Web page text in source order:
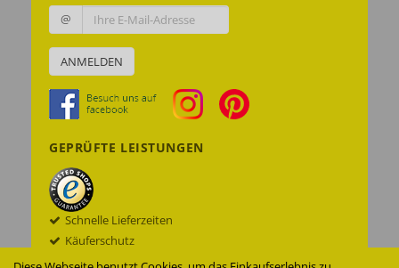
@
ANMELDEN
GEPRÜFTE LEISTUNGEN
Schnelle Lieferzeiten
Käuferschutz
Datenschutz